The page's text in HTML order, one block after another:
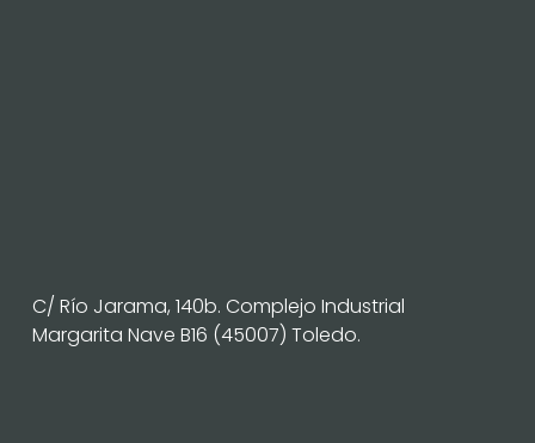
C/ Río Jarama, 140b. Complejo Industrial
Margarita Nave B16 (45007) Toledo.